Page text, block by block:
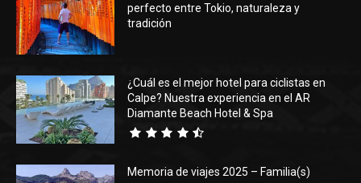
perfecto entre Tokio, naturaleza y
tradición
¿Cuál es el mejor hotel para ciclistas en
Calpe? Nuestra experiencia en el AR
Diamante Beach Hotel & Spa
Memoria de viajes 2025 – Familia(s)